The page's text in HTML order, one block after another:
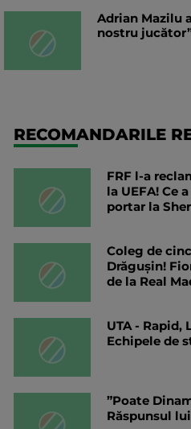
Adrian Mazilu
nostru
RECOMANDARILE
FRF l-a
la UEFA! Ce
portar la
Coleg de
Drăgușin!
de la Real
UTA - Rapid,
Echipele de
”Poate
Răspunsul